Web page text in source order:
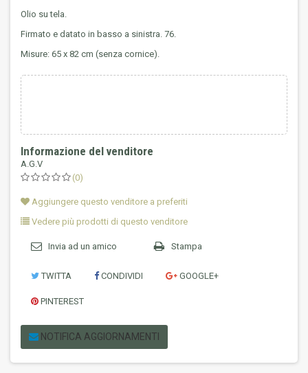
Olio su tela.
Firmato e datato in basso a sinistra. 76.
Misure: 65 x 82 cm (senza cornice).
Informazione del venditore
A.G.V
(0)
Aggiungere questo venditore a preferiti
Vedere più prodotti di questo venditore
Invia ad un amico Stampa
TWITTA CONDIVIDI GOOGLE+
PINTEREST
NOTIFICA AGGIORNAMENTI